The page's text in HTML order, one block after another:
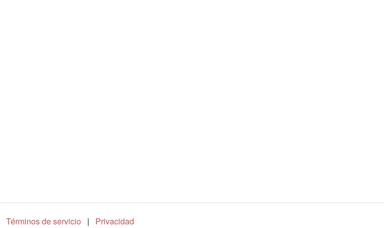
Términos de servicio | Privacidad